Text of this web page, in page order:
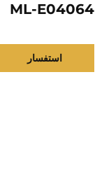
ML-E04064
استفسار